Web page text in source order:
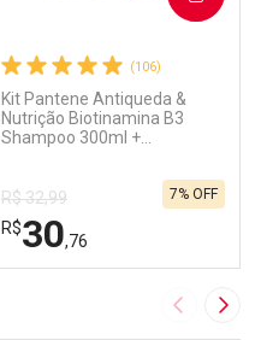
(106)
Kit Pantene Antiqueda &
Nutrição Biotinamina B3
Shampoo 300ml +
R$ 32,99
R$30,76
7% OFF
Imagem